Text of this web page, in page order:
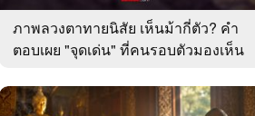
ภาพลวงตาทายนิสัย เห็นม้ากี่ตัว? คำ
ตอบเผย "จุดเด่น" ที่คนรอบตัวมองเห็น